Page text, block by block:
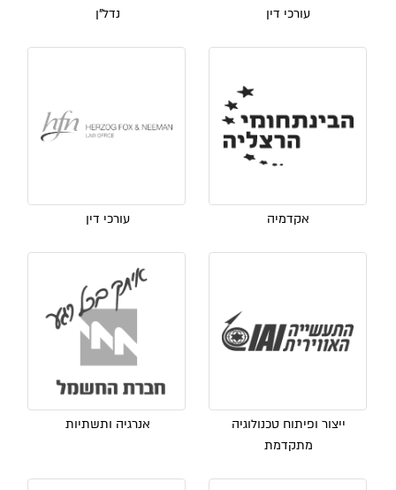
עורכי דין נדל"ן
אקדמיה עורכי דין
ייצור ופיתוח טכנולוגיה
מתקדמת
אנרגיה ותשתיות